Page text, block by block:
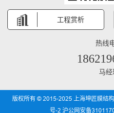
工程赏析
热线
马经
版权所有 © 2015-2025 上海坤匠膜结
号-2 沪公网安备